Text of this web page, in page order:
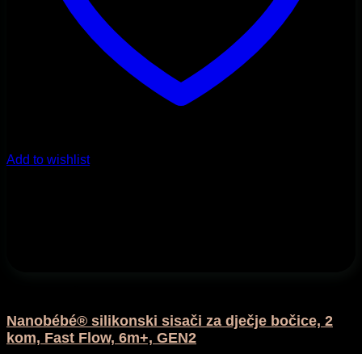
Add to wishlist
Nanobébé® silikonski sisači za dječje bočice, 2
kom, Fast Flow, 6m+, GEN2